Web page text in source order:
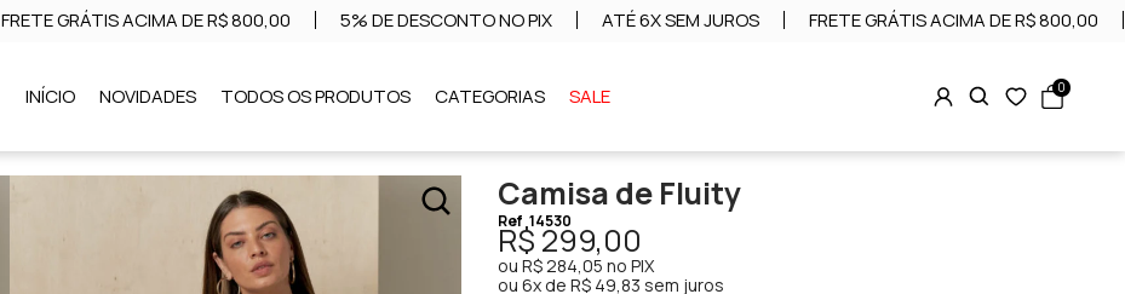
FRETE GRÁTIS ACIMA DE R$ 800,00 5% DE DESCONTO NO PIX ATÉ 6X SEM JUROS FRETE GRÁTIS ACIMA DE R$ 800,00
INÍCIO NOVIDADES TODOS OS PRODUTOS CATEGORIAS SALE 0
Camisa de Fluity
Ref 14530
R$ 299,00
ouR$ 284,05 no PIX
ou6x de R$ 49,83 sem juros